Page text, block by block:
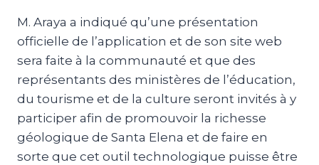
M. Araya a indiqué qu’une présentation
officielle de l’application et de son site web
sera faite à la communauté et que des
représentants des ministères de l’éducation,
du tourisme et de la culture seront invités à y
participer afin de promouvoir la richesse
géologique de Santa Elena et de faire en
sorte que cet outil technologique puisse être